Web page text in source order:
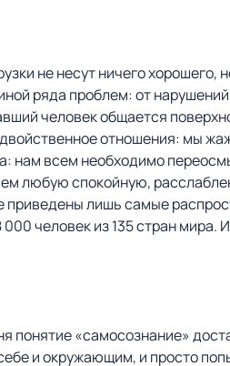
не несут ничего хорошего,
ряда проблем: от
человек общается
отношения: мы
нам всем необходимо
любую спокойную,
приведены лишь самые
человек из 135 стран мира.
понятие «самосознание»
и окружающим, и просто